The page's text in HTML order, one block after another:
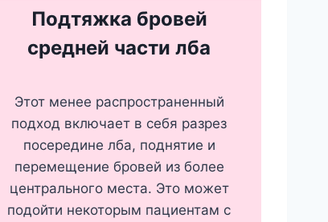
Подтяжка бровей
средней части лба
Этот менее распространенный
подход включает в себя разрез
посередине лба, поднятие и
перемещение бровей из более
центрального места. Это может
подойти некоторым пациентам с